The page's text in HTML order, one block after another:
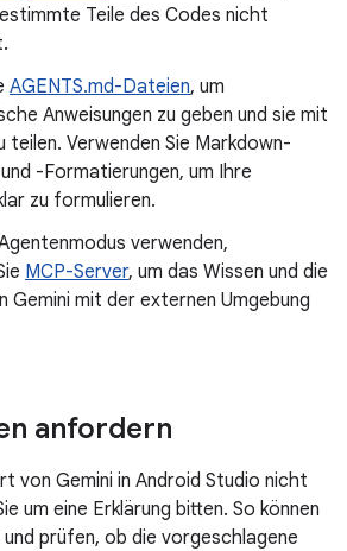
Teile des Codes nicht
AGENTS.md-Dateien, um
Anweisungen zu geben und sie mit
teilen. Verwenden Sie Markdown-
-Formatierungen, um Ihre
zu formulieren.
verwenden,
MCP-Server, um das Wissen und die
Gemini mit der externen Umgebung
anfordern
von Gemini in Android Studio nicht
um eine Erklärung bitten. So können
prüfen, ob die vorgeschlagene